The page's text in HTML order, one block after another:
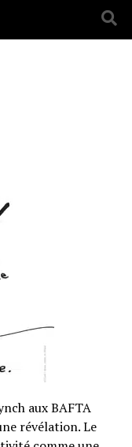
aux BAFTA
révélation. Le